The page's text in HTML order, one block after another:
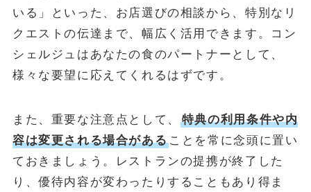
いる」といった、お店選びの相談から、特別なリ
クエストの伝達まで、幅広く活用できます。コン
シェルジュはあなたの食のパートナーとして、
様々な要望に応えてくれるはずです。
また、重要な注意点として、
特典の利用条件や内
容は変更される場合があることを常に念頭に置い
ておきましょう。レストランの提携が終了した
り、優待内容が変わったりすることもあり得ま